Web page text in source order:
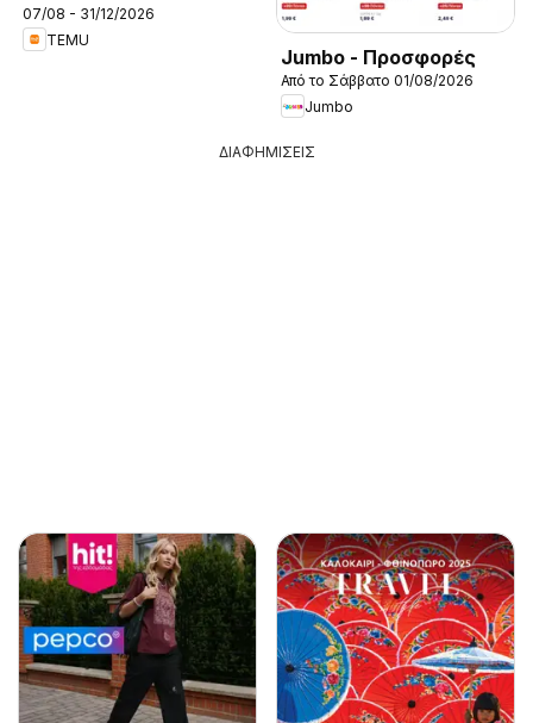
07/08 - 31/12/2026
TEMU
Jumbo - Προσφορές
Από το Σάββατο 01/08/2026
Jumbo
ΔΙΑΦΗΜΙΣΕΙΣ